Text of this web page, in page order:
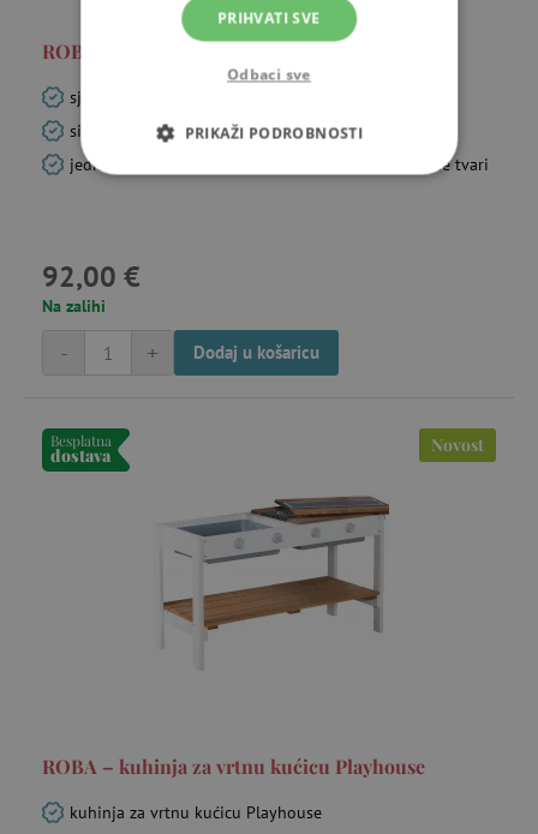
ROBA - dječji vrtni set (stol + klupa) – sivi
sjedeća garnitura od masivnog drva za 4 djece
siguran dizajn sa zaobljenim kutovima
jednostavna montaža i materijali testirani na štetne tvari
92,00 €
Na zalihi
+
- Dodaj u košaricu
Besplatna
dostava Novost
ROBA – kuhinja za vrtnu kućicu Playhouse
kuhinja za vrtnu kućicu Playhouse
PRIHVATI SVE
Odbaci sve
PRIKAŽI PODROBNOSTI
NUŽNO POTREBNI KOLAČIĆI
funkcionalnost internetske stranice, kao što su
npr. upis korisnika na stranici te uređivanje
računa. Internetsku stranicu ne možete
odgovarajuće upotrebljavati bez nužno